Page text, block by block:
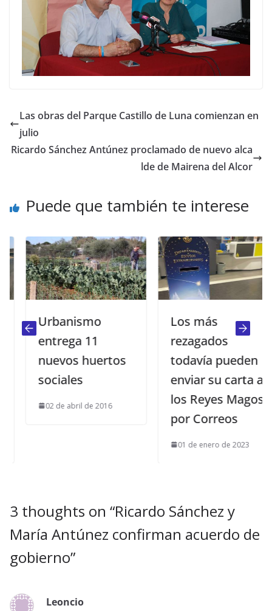
Las obras del Parque Castillo de Luna comienzan en
julio
Ricardo Sánchez Antúnez proclamado de nuevo alca
lde de Mairena del Alcor
Puede que también te interese
Urbanismo
entrega 11
nuevos huertos
sociales
02 de abril de 2016
Los más
rezagados
todavía pueden
enviar su carta a
los Reyes Magos
por Correos
01 de enero de 2023
3 thoughts on “Ricardo Sánchez y
María Antúnez confirman acuerdo de
gobierno”
Leoncio